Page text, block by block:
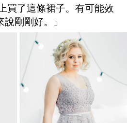
買了這條裙子。有可能效
剛剛好。」